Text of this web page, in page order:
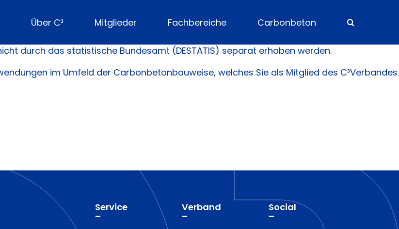
Über C³ Mitglieder Fachbereiche Carbonbeton
durch das statistische Bundesamt (DESTATIS) separat erhoben werden.
im Umfeld der Carbonbetonbauweise, welches Sie als Mitglied des C³Verbandes
Service
–
Verband
–
Social
–